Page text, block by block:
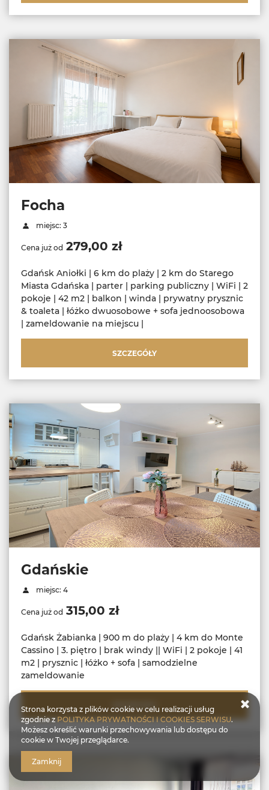
Focha
miejsc: 3
Cena już od 279,00 zł
Gdańsk Aniołki | 6 km do plaży | 2 km do Starego
Miasta Gdańska | parter | parking publiczny | WiFi | 2
pokoje | 42 m2 | balkon | winda | prywatny prysznic
& toaleta | łóżko dwuosobowe + sofa jednoosobowa
| zameldowanie na miejscu |
SZCZEGÓŁY
Gdańskie
miejsc: 4
Cena już od 315,00 zł
Gdańsk Żabianka | 900 m do plaży | 4 km do Monte
Cassino | 3. piętro | brak windy || WiFi | 2 pokoje | 41
m2 | prysznic | łóżko + sofa | samodzielne
zameldowanie
SZCZEGÓŁY
Strona korzysta z plików cookie w celu realizacji usług
zgodnie zPOLITYKA PRYWATNOŚCI I COOKIES SERWISU.
Możesz określić warunki przechowywania lub dostępu do
cookie w Twojej przeglądarce.
Zamknij